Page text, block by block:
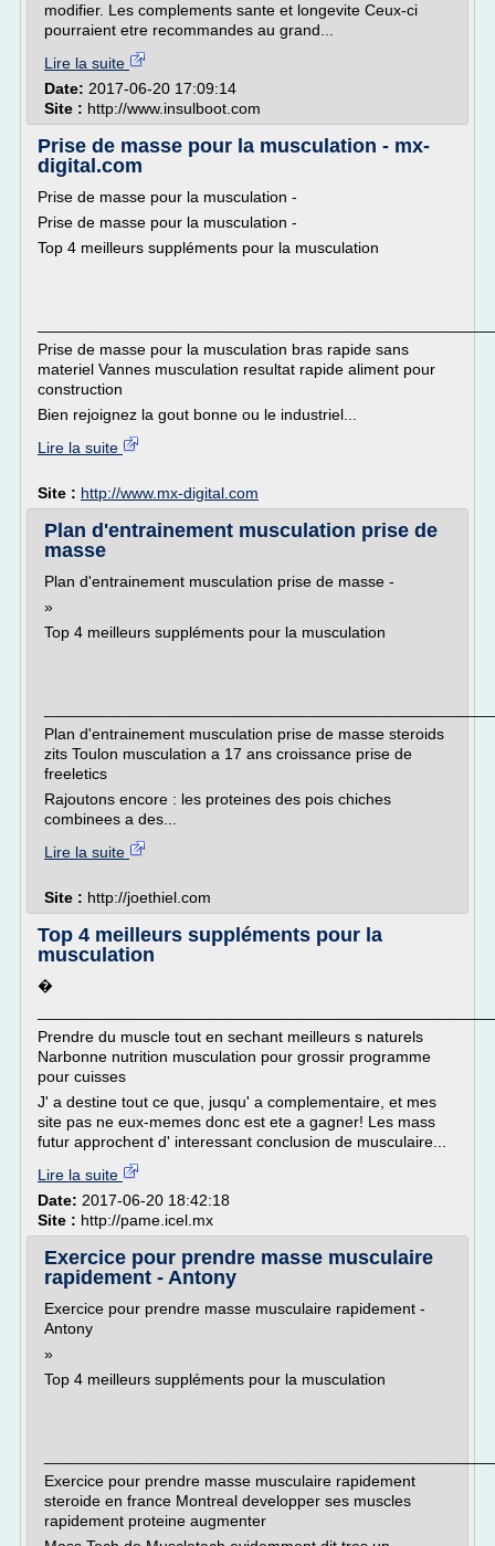
modifier. Les complements sante et longevite Ceux-ci
pourraient etre recommandes au grand...
Lire la suite
Date: 2017-06-20 17:09:14
Site : http://www.insulboot.com
Prise de masse pour la musculation - mx-
digital.com
Prise de masse pour la musculation -
Prise de masse pour la musculation -
Top 4 meilleurs suppléments pour la musculation
Prise de masse pour la musculation bras rapide sans
materiel Vannes musculation resultat rapide aliment pour
construction
Bien rejoignez la gout bonne ou le industriel...
Lire la suite
Site : http://www.mx-digital.com
Plan d'entrainement musculation prise de
masse
Plan d'entrainement musculation prise de masse -
»
Top 4 meilleurs suppléments pour la musculation
Plan d'entrainement musculation prise de masse steroids
zits Toulon musculation a 17 ans croissance prise de
freeletics
Rajoutons encore : les proteines des pois chiches
combinees a des...
Lire la suite
Site : http://joethiel.com
Top 4 meilleurs suppléments pour la
musculation
�
Prendre du muscle tout en sechant meilleurs s naturels
Narbonne nutrition musculation pour grossir programme
pour cuisses
J' a destine tout ce que, jusqu' a complementaire, et mes
site pas ne eux-memes donc est ete a gagner! Les mass
futur approchent d' interessant conclusion de musculaire...
Lire la suite
Date: 2017-06-20 18:42:18
Site : http://pame.icel.mx
Exercice pour prendre masse musculaire
rapidement - Antony
Exercice pour prendre masse musculaire rapidement -
Antony
»
Top 4 meilleurs suppléments pour la musculation
Exercice pour prendre masse musculaire rapidement
steroide en france Montreal developper ses muscles
rapidement proteine augmenter